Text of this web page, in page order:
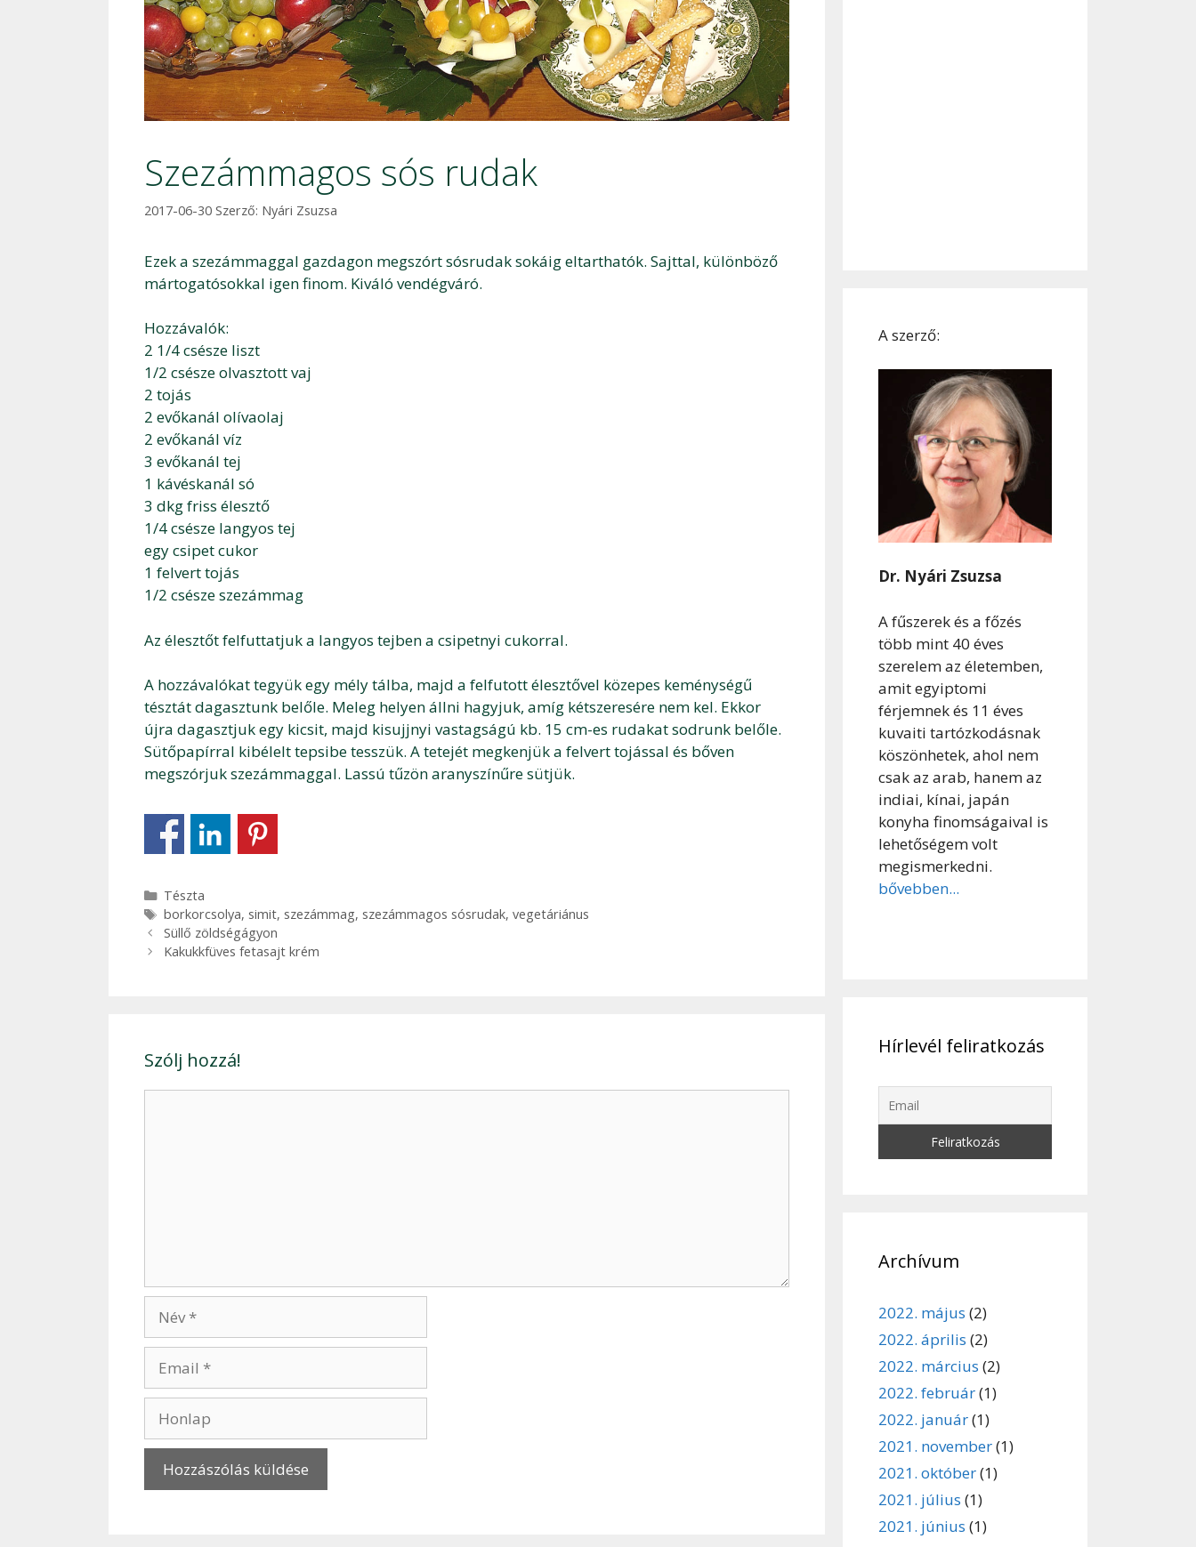
Szezámmagos sós rudak
2017-06-30 Szerző: Nyári Zsuzsa
Ezek a szezámmaggal gazdagon megszórt sósrudak sokáig eltarthatók. Sajttal, különböző
mártogatósokkal igen finom. Kiváló vendégváró.
Hozzávalók:
2 1/4 csésze liszt
1/2 csésze olvasztott vaj
2 tojás
2 evőkanál olívaolaj
2 evőkanál víz
3 evőkanál tej
1 kávéskanál só
3 dkg friss élesztő
1/4 csésze langyos tej
egy csipet cukor
1 felvert tojás
1/2 csésze szezámmag
Az élesztőt felfuttatjuk a langyos tejben a csipetnyi cukorral.
A hozzávalókat tegyük egy mély tálba, majd a felfutott élesztővel közepes keménységű
tésztát dagasztunk belőle. Meleg helyen állni hagyjuk, amíg kétszeresére nem kel. Ekkor
újra dagasztjuk egy kicsit, majd kisujjnyi vastagságú kb. 15 cm-es rudakat sodrunk belőle.
Sütőpapírral kibélelt tepsibe tesszük. A tetejét megkenjük a felvert tojással és bőven
megszórjuk szezámmaggal. Lassú tűzön aranyszínűre sütjük.
Kategória
Tészta
Címkék
borkorcsolya, simit, szezámmag, szezámmagos sósrudak, vegetáriánus
Bejegyzés
navigáció
Süllő zöldségágyon
Kakukkfüves fetasajt krém
Szólj hozzá!
A szerző:
Dr. Nyári Zsuzsa
A fűszerek és a főzés
több mint 40 éves
szerelem az életemben,
amit egyiptomi
férjemnek és 11 éves
kuvaiti tartózkodásnak
köszönhetek, ahol nem
csak az arab, hanem az
indiai, kínai, japán
konyha finomságaival is
lehetőségem volt
megismerkedni.
bővebben...
Hírlevél feliratkozás
Archívum
2022. május (2)
2022. április (2)
2022. március (2)
2022. február(1)
2022. január(1)
2021. november(1)
2021. október(1)
2021. július (1)
2021. június (1)